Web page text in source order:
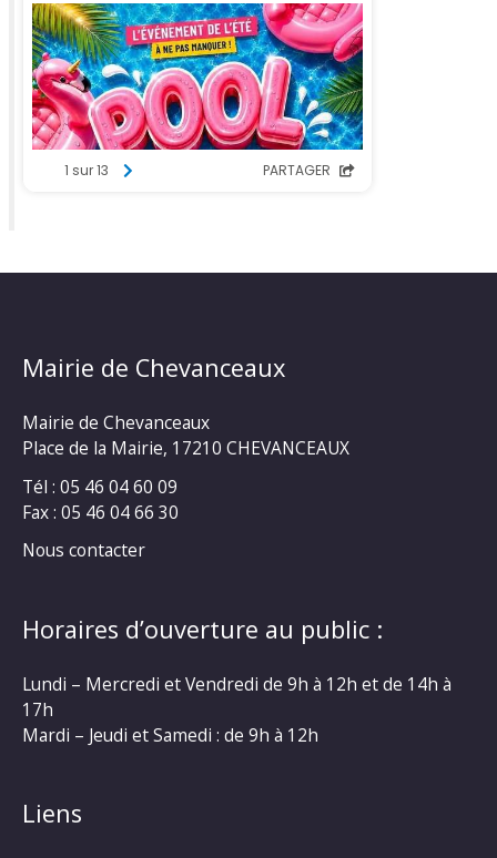
Mairie de Chevanceaux
Mairie de Chevanceaux
Place de la Mairie, 17210 CHEVANCEAUX
Tél : 05 46 04 60 09
Fax : 05 46 04 66 30
Nous contacter
Horaires d’ouverture au public :
Lundi – Mercredi et Vendredi de 9h à 12h et de 14h à
17h
Mardi – Jeudi et Samedi : de 9h à 12h
Liens